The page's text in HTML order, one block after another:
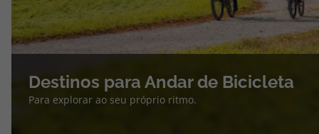
Destinos para Andar de Bicicleta
Para explorar ao seu próprio ritmo.